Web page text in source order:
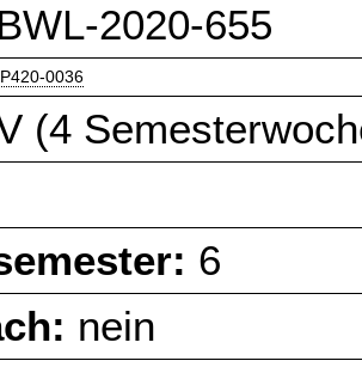
2020-655
P420-0036
(4
6
nein